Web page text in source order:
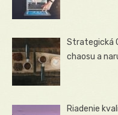
Strategická
chaosu a
Riadenie